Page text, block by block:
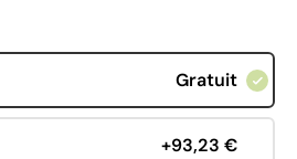
Gratuit
+93,23 €